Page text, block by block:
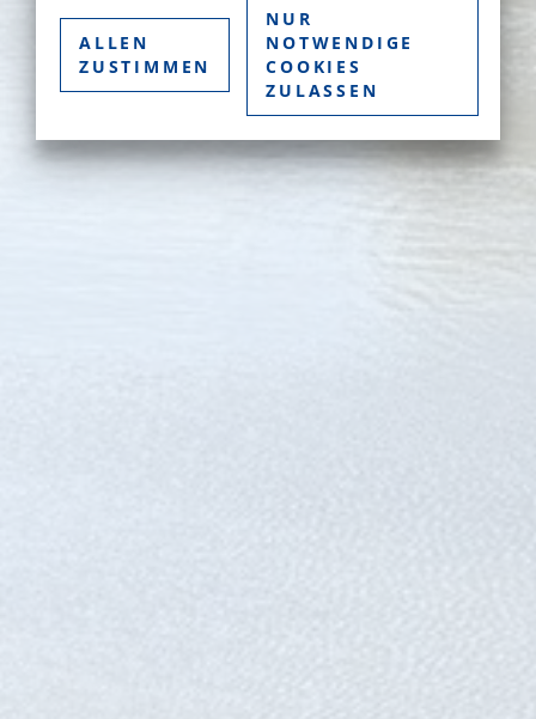
ALLEN
ZUSTIMMEN
NUR
NOTWENDIGE
COOKIES
ZULASSEN